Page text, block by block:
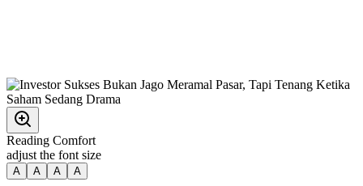
Reading Comfort
adjust the font size
A A A A